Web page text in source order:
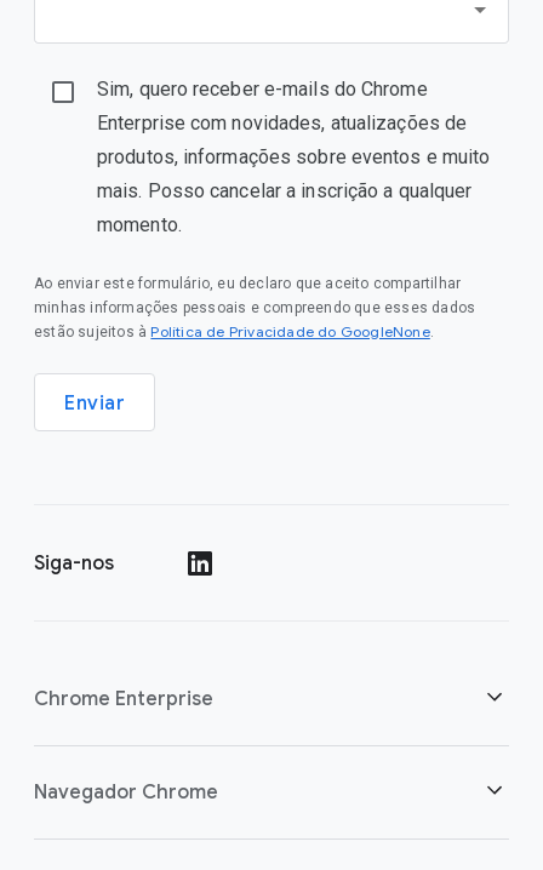
Sim, quero receber e-mails do Chrome
Enterprise com novidades, atualizações de
produtos, informações sobre eventos e muito
mais. Posso cancelar a inscrição a qualquer
momento.
Ao enviar este formulário, eu declaro que aceito compartilhar
minhas informações pessoais e compreendo que esses dados
estão sujeitos à Política de Privacidade do GoogleNone.
Enviar
Siga-nos
Chrome Enterprise
Segurança
Navegador Chrome